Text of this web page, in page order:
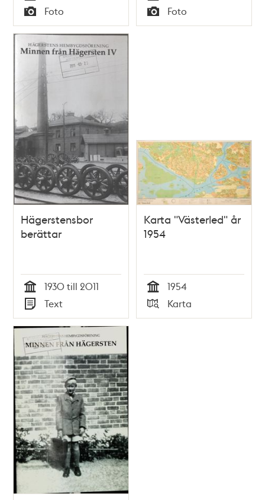
Tid
Typ
Foto Tid
Typ
Foto
Hägerstensbor
berättar
Tid
1930 till 2011
Typ
Text
Karta "Västerled" år
1954
Tid
1954
Typ
Karta